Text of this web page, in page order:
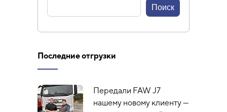
Последние отгрузки
Передали FAW J7
нашему новому клиенту —